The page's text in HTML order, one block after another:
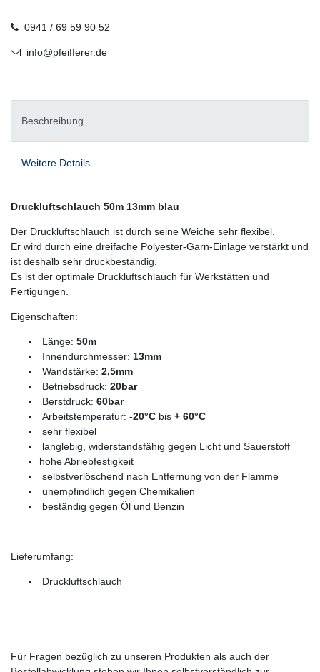
0941 / 69 59 90 52
info@pfeifferer.de
Beschreibung
Weitere Details
Druckluftschlauch 50m 13mm blau
Der Druckluftschlauch ist durch seine Weiche sehr flexibel.
Er wird durch eine dreifache Polyester-Garn-Einlage verstärkt und
ist deshalb sehr druckbeständig.
Es ist der optimale Druckluftschlauch für Werkstätten und
Fertigungen.
Eigenschaften:
Länge: 50m
Innendurchmesser: 13mm
Wandstärke: 2,5mm
Betriebsdruck: 20bar
Berstdruck: 60bar
Arbeitstemperatur: -20°C bis + 60°C
sehr flexibel
langlebig, widerstandsfähig gegen Licht und Sauerstoff
hohe Abriebfestigkeit
selbstverlöschend nach Entfernung von der Flamme
unempfindlich gegen Chemikalien
beständig gegen Öl und Benzin
Lieferumfang:
Druckluftschlauch
Für Fragen bezüglich zu unseren Produkten als auch der